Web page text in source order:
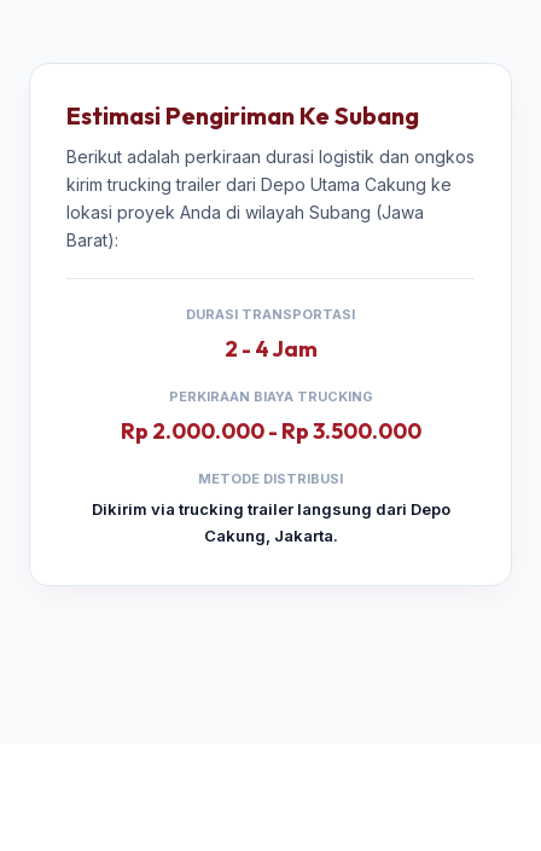
Estimasi Pengiriman Ke Subang
Berikut adalah perkiraan durasi logistik dan ongkos
kirim trucking trailer dari Depo Utama Cakung ke
lokasi proyek Anda di wilayah Subang (Jawa
Barat):
DURASI TRANSPORTASI
2 - 4 Jam
PERKIRAAN BIAYA TRUCKING
Rp 2.000.000 - Rp 3.500.000
METODE DISTRIBUSI
Dikirim via trucking trailer langsung dari Depo
Cakung, Jakarta.